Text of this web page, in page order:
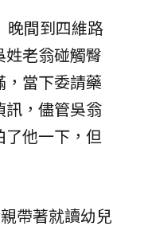
晚間到四維路
老翁碰觸臀
當下委請藥
訊，儘管吳翁
他一下，但
帶著就讀幼兒